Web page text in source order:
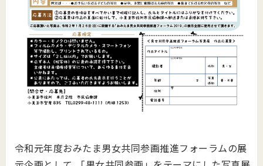
令和元年度おみたま男女共同参画推進フォーラムの展